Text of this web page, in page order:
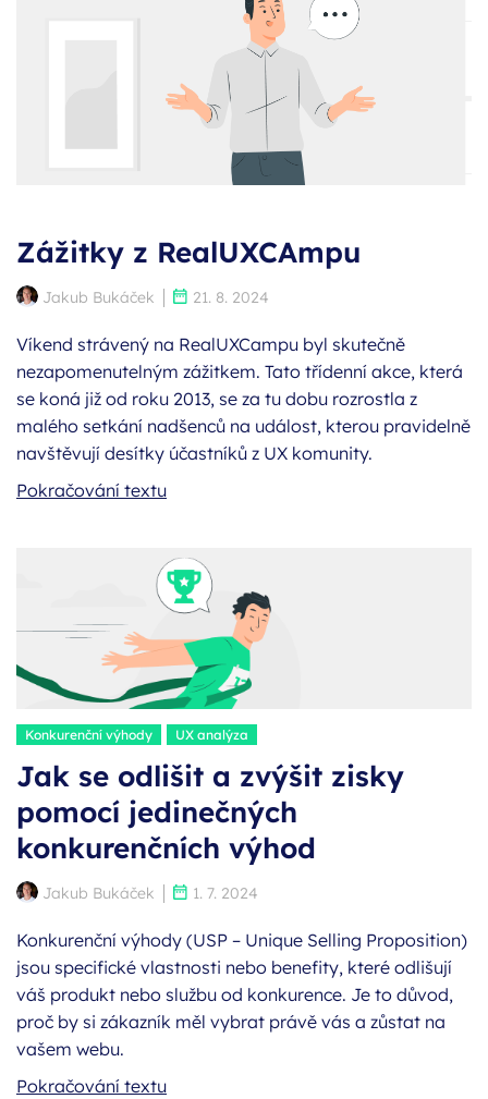
Zážitky z RealUXCAmpu
Autor:Jakub Bukáček Publikováno:
21. 8. 2024
Víkend strávený na RealUXCampu byl skutečně
nezapomenutelným zážitkem. Tato třídenní akce, která
se koná již od roku 2013, se za tu dobu rozrostla z
malého setkání nadšenců na událost, kterou pravidelně
navštěvují desítky účastníků z UX komunity.
Pokračování textuZážitky z RealUXCAmpu
Jak se odlišit a zvýšit zisky
pomocí jedinečných
konkurenčních výhod
Autor:Jakub Bukáček
Štítky:
Konkurenční výhody UX analýza
Publikováno:
1. 7. 2024
Konkurenční výhody (USP – Unique Selling Proposition)
jsou specifické vlastnosti nebo benefity, které odlišují
váš produkt nebo službu od konkurence. Je to důvod,
proč by si zákazník měl vybrat právě vás a zůstat na
vašem webu.
Pokračování textuJak se odlišit a zvýšit zisky pomocí